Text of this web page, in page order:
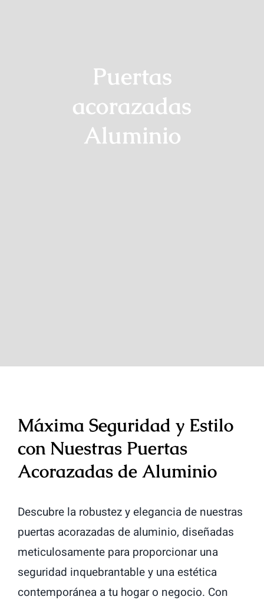
Puertas
acorazadas
Aluminio
Máxima Seguridad y Estilo
con Nuestras Puertas
Acorazadas de Aluminio
Descubre la robustez y elegancia de nuestras
puertas acorazadas de aluminio, diseñadas
meticulosamente para proporcionar una
seguridad inquebrantable y una estética
contemporánea a tu hogar o negocio. Con